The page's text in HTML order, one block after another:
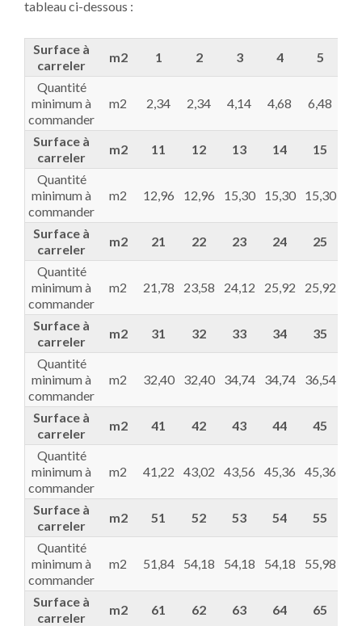
tableau ci-dessous :
Surface à
carreler
m2 1 2 3 4 5
Quantité
minimum à
commander
m2 2,34 2,34 4,14 4,68 6,48
Surface à
carreler
m2 11 12 13 14 15
Quantité
minimum à
commander
m2 12,96 12,96 15,30 15,30 15,30
Surface à
carreler
m2 21 22 23 24 25
Quantité
minimum à
commander
m2 21,78 23,58 24,12 25,92 25,92
Surface à
carreler
m2 31 32 33 34 35
Quantité
minimum à
commander
m2 32,40 32,40 34,74 34,74 36,54
Surface à
carreler
m2 41 42 43 44 45
Quantité
minimum à
commander
m2 41,22 43,02 43,56 45,36 45,36
Surface à
carreler
m2 51 52 53 54 55
Quantité
minimum à
commander
m2 51,84 54,18 54,18 54,18 55,98
Surface à
carreler
m2 61 62 63 64 65